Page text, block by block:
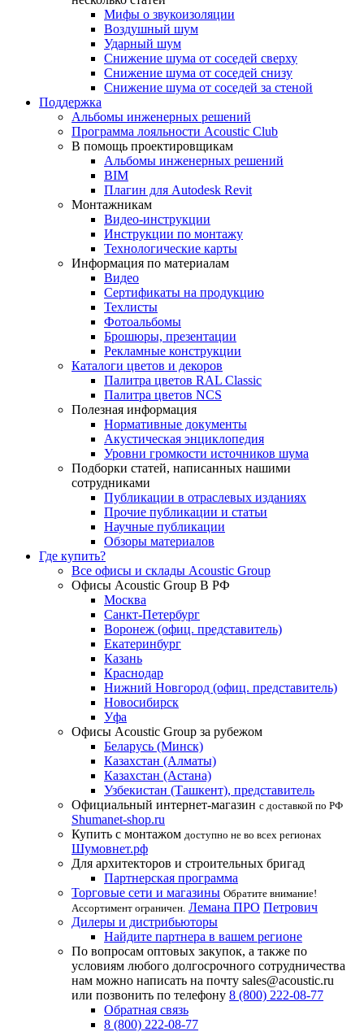
Мифы о звукоизоляции
Воздушный шум
Ударный шум
Снижение шума от соседей сверху
Снижение шума от соседей снизу
Снижение шума от соседей за стеной
Поддержка
Альбомы инженерных решений
Программа лояльности Acoustic Club
В помощь проектировщикам
Альбомы инженерных решений
BIM
Плагин для Autodesk Revit
Монтажникам
Видео-инструкции
Инструкции по монтажу
Технологические карты
Информация по материалам
Видео
Сертификаты на продукцию
Техлисты
Фотоальбомы
Брошюры, презентации
Рекламные конструкции
Каталоги цветов и декоров
Палитра цветов RAL Сlassic
Палитра цветов NCS
Полезная информация
Нормативные документы
Акустическая энциклопедия
Уровни громкости источников шума
Подборки статей, написанных нашими
сотрудниками
Публикации в отраслевых изданиях
Прочие публикации и статьи
Научные публикации
Обзоры материалов
Где купить?
Все офисы и склады Acoustic Group
Офисы Acoustic Group В РФ
Москва
Санкт-Петербург
Воронеж (офиц. представитель)
Екатеринбург
Казань
Краснодар
Нижний Новгород (офиц. представитель)
Новосибирск
Уфа
Офисы Acoustic Group за рубежом
Беларусь (Минск)
Казахстан (Алматы)
Казахстан (Астана)
Узбекистан (Ташкент), представитель
Официальный интернет-магазин с доставкой по РФ
Shumanet-shop.ru
Купить с монтажом доступно не во всех регионах
Шумовнет.рф
Для архитекторов и строительных бригад
Партнерская программа
Торговые сети и магазины Обратите внимание!
Ассортимент ограничен. Лемана ПРО Петрович
Дилеры и дистрибьюторы
Найдите партнера в вашем регионе
По вопросам оптовых закупок, а также по
условиям любого долгосрочного сотрудничества
нам можно написать на почту sales@acoustic.ru
или позвонить по телефону 8 (800) 222-08-77
Обратная связь
8 (800) 222-08-77